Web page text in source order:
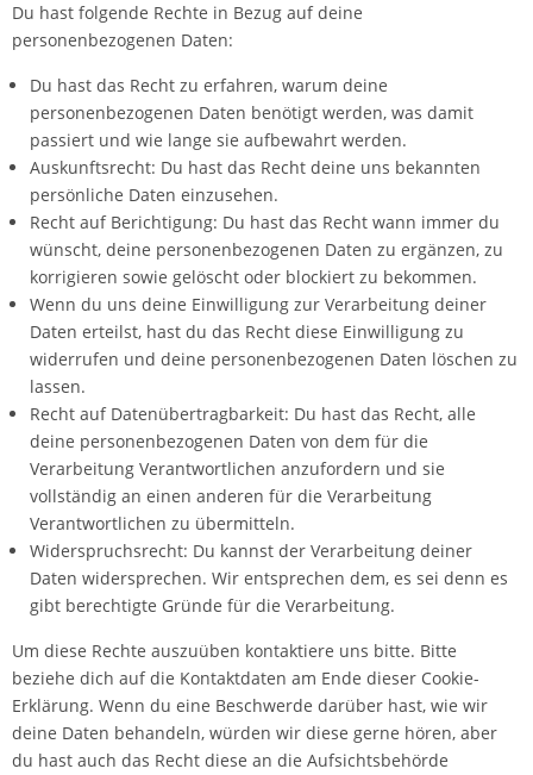
Du hast folgende Rechte in Bezug auf deine
personenbezogenen Daten:
Du hast das Recht zu erfahren, warum deine
personenbezogenen Daten benötigt werden, was damit
passiert und wie lange sie aufbewahrt werden.
Auskunftsrecht: Du hast das Recht deine uns bekannten
persönliche Daten einzusehen.
Recht auf Berichtigung: Du hast das Recht wann immer du
wünscht, deine personenbezogenen Daten zu ergänzen, zu
korrigieren sowie gelöscht oder blockiert zu bekommen.
Wenn du uns deine Einwilligung zur Verarbeitung deiner
Daten erteilst, hast du das Recht diese Einwilligung zu
widerrufen und deine personenbezogenen Daten löschen zu
lassen.
Recht auf Datenübertragbarkeit: Du hast das Recht, alle
deine personenbezogenen Daten von dem für die
Verarbeitung Verantwortlichen anzufordern und sie
vollständig an einen anderen für die Verarbeitung
Verantwortlichen zu übermitteln.
Widerspruchsrecht: Du kannst der Verarbeitung deiner
Daten widersprechen. Wir entsprechen dem, es sei denn es
gibt berechtigte Gründe für die Verarbeitung.
Um diese Rechte auszuüben kontaktiere uns bitte. Bitte
beziehe dich auf die Kontaktdaten am Ende dieser Cookie-
Erklärung. Wenn du eine Beschwerde darüber hast, wie wir
deine Daten behandeln, würden wir diese gerne hören, aber
du hast auch das Recht diese an die Aufsichtsbehörde